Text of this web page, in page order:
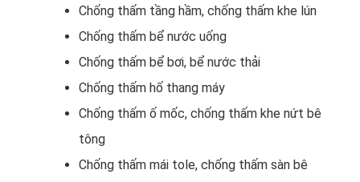
Chống thấm tầng hầm, chống thấm khe lún
Chống thấm bể nước uống
Chống thấm bể bơi, bể nước thải
Chống thấm hố thang máy
Chống thấm ố mốc, chống thấm khe nứt bê
tông
Chống thấm mái tole, chống thấm sàn bê